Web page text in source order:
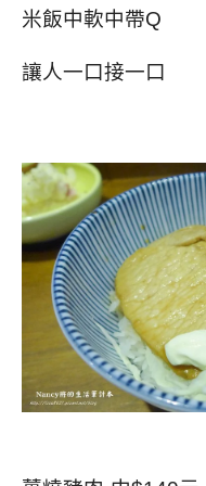
米飯中軟中帶Q
讓人一口接一口